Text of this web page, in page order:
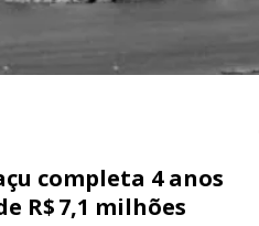
completa 4 anos
R$ 7,1 milhões